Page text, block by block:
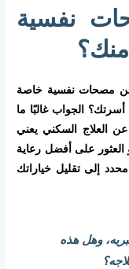
نفسية
من مصحات نفسية خاصة
الجواب غالبًا ما
العلاج السكني يعني
العثور على أفضل رعاية
إلى تقليل خياراتك
وهل هذه